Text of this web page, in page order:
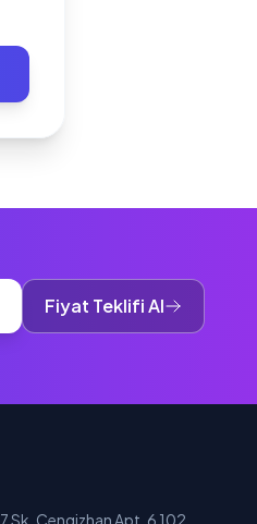
Fiyat Teklifi Al
Sk. Cengizhan Apt. 6 102